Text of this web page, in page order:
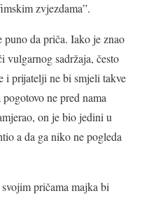
zvjezdama”.
da priča. Iako je znao
vulgarnog sadržaja, često
i prijatelji ne bi smjeli takve
ne pred nama
on je bio jedini u
a da ga niko ne pogleda
pričama majka bi